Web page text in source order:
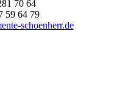
70 64
59 64 79
schoenherr.de